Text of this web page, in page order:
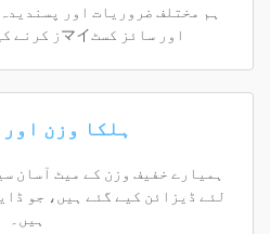
ہم مختلف ضروریات اور
اور سائز کسٹマイز کرنے کی پیشکش کرتے ہیں۔
ہلکا وزن
ہمیارے خفیف وزن کے میٹ آسان
لئے ڈیزائن کیے گئے ہیں، جو
ہیں۔